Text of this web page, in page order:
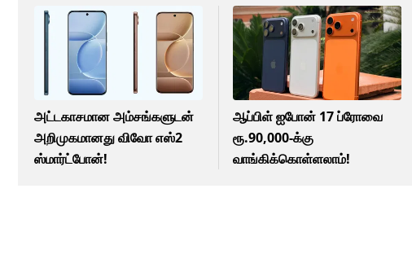
அட்டகாசமான அம்சங்களுடன்
அறிமுகமானது விவோ எஸ்2
ஸ்மார்ட்போன்!
ஆப்பிள் ஐபோன் 17 ப்ரோவை
ரூ.90,000-க்கு
வாங்கிக்கொள்ளலாம்!